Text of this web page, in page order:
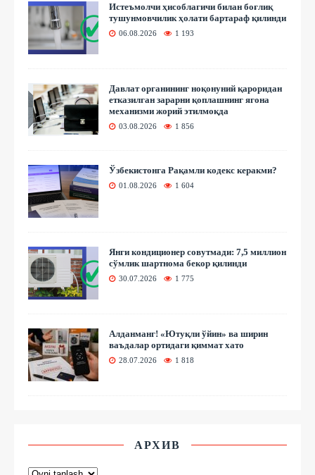
Истеъмолчи ҳисоблагичи билан боғлиқ
тушунмовчилик ҳолати бартараф қилинди
06.08.2026 1 193
Давлат органининг ноқонуний қароридан
етказилган зарарни қоплашнинг ягона
механизми жорий этилмоқда
03.08.2026 1 856
Ўзбекистонга Рақамли кодекс керакми?
01.08.2026 1 604
Янги кондиционер совутмади: 7,5 миллион
сўмлик шартнома бекор қилинди
30.07.2026 1 775
Алданманг! «Ютуқли ўйин» ва ширин
ваъдалар ортидаги қиммат хато
28.07.2026 1 818
АРХИВ